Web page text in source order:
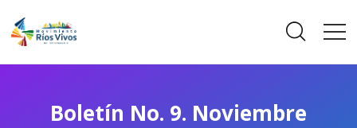
Boletín No. 9. Noviembre